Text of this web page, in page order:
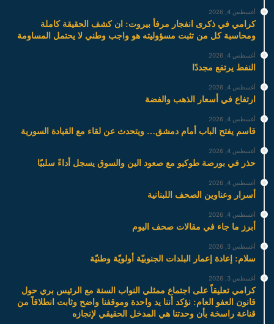
أغسطس 4, 2026
كرامي في ذكرى انفجار مرفأ بيروت: ان كشف الحقيقة كاملة
ومحاسبة كل من تثبت مسؤوليته هو واجب وطني لا يحتمل المساومة
أغسطس 4, 2026
النفط يرتفع مجددًا
أغسطس 4, 2026
ارتفاع في أسعار الذهب والفضة
أغسطس 4, 2026
قاسم يفتح الباب أمام دمشق… ويتحدث عن لقاء مع القيادة السورية
أغسطس 4, 2026
حذر في بورصة طوكيو مع صعود الين والسوق يسجل أداءً سلبيًا
أغسطس 4, 2026
أسرار وعناوين الصحف اللبنانية
أغسطس 4, 2026
أبرز ما جاء في مقالات صحف اليوم
أغسطس 3, 2026
سلام: إعادة إعمار البلدات الجنوبيّة أولويّة وطنيّة
أغسطس 3, 2026
كرامي تعليقاً على اجتماع ممثلي النواب السنة مع الرئيس بري حول
قانون العفو العام: نؤكد أننا يد واحدة وموقفنا واضح وثابت انطلاقاً من
قناعة راسخة بأن وحدتنا هي المدخل الحقيقي لإنجازه